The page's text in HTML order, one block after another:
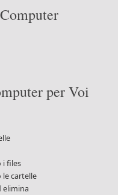
per Voi
i files
le cartelle
elimina